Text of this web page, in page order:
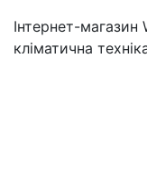
Інтернет-магазин
кліматична